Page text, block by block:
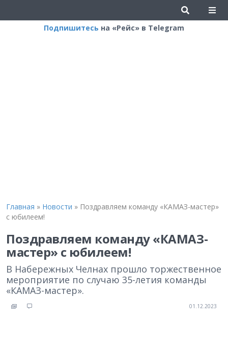
Подпишитесь на «Рейс» в Telegram
Главная » Новости » Поздравляем команду «КАМАЗ-мастер»
с юбилеем!
Поздравляем команду «КАМАЗ-
мастер» с юбилеем!
В Набережных Челнах прошло торжественное
мероприятие по случаю 35-летия команды
«КАМАЗ-мастер».
01.12.2023